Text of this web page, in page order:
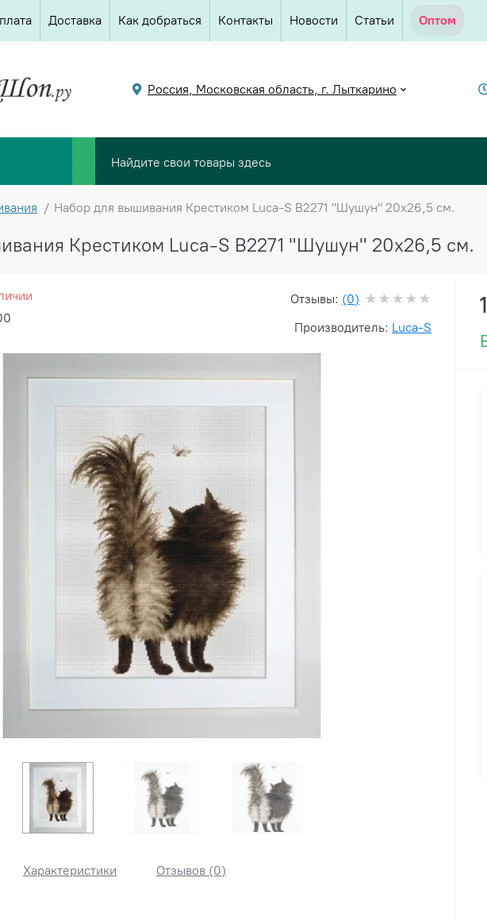
Доставка Как добраться Контакты Новости Статьи Оптом
Россия, Московская область, г. Лыткарино
Набор для вышивания Крестиком Luca-S B2271 "Шушун" 20х26,5 см.
Крестиком Luca-S B2271 "Шушун" 20х26,5 см.
Отзывы: (0)
Производитель: Luca-S
Характеристики Отзывов (0)